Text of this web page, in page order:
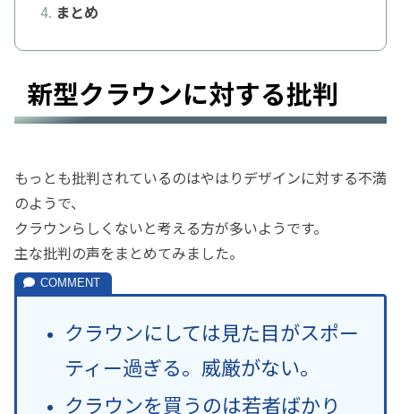
まとめ
新型クラウンに対する批判
もっとも批判されているのはやはりデザインに対する不満
のようで、
クラウンらしくないと考える方が多いようです。
主な批判の声をまとめてみました。
クラウンにしては見た目がスポー
ティー過ぎる。威厳がない。
クラウンを買うのは若者ばかり